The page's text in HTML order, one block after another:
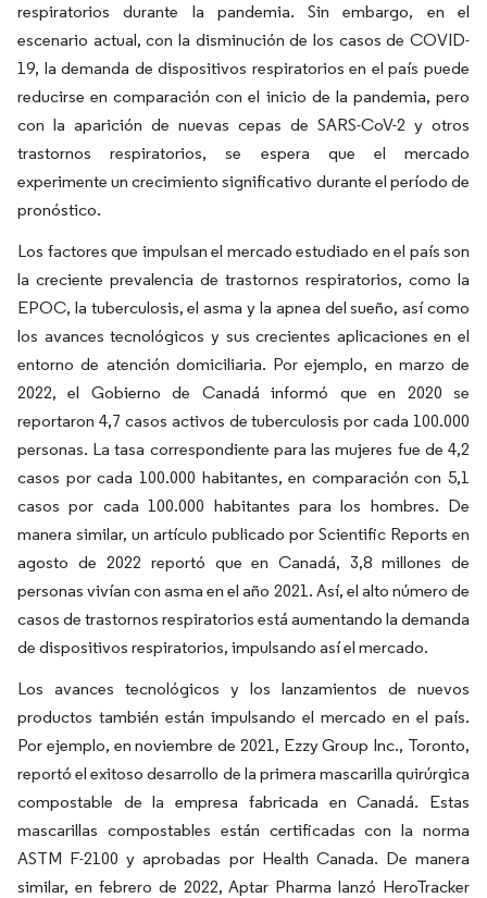
respiratorios durante la pandemia. Sin embargo, en el
escenario actual, con la disminución de los casos de COVID-
19, la demanda de dispositivos respiratorios en el país puede
reducirse en comparación con el inicio de la pandemia, pero
con la aparición de nuevas cepas de SARS-CoV-2 y otros
trastornos respiratorios, se espera que el mercado
experimente un crecimiento significativo durante el período de
pronóstico.
Los factores que impulsan el mercado estudiado en el país son
la creciente prevalencia de trastornos respiratorios, como la
EPOC, la tuberculosis, el asma y la apnea del sueño, así como
los avances tecnológicos y sus crecientes aplicaciones en el
entorno de atención domiciliaria. Por ejemplo, en marzo de
2022, el Gobierno de Canadá informó que en 2020 se
reportaron 4,7 casos activos de tuberculosis por cada 100.000
personas. La tasa correspondiente para las mujeres fue de 4,2
casos por cada 100.000 habitantes, en comparación con 5,1
casos por cada 100.000 habitantes para los hombres. De
manera similar, un artículo publicado por Scientific Reports en
agosto de 2022 reportó que en Canadá, 3,8 millones de
personas vivían con asma en el año 2021. Así, el alto número de
casos de trastornos respiratorios está aumentando la demanda
de dispositivos respiratorios, impulsando así el mercado.
Los avances tecnológicos y los lanzamientos de nuevos
productos también están impulsando el mercado en el país.
Por ejemplo, en noviembre de 2021, Ezzy Group Inc., Toronto,
reportó el exitoso desarrollo de la primera mascarilla quirúrgica
compostable de la empresa fabricada en Canadá. Estas
mascarillas compostables están certificadas con la norma
ASTM F-2100 y aprobadas por Health Canada. De manera
similar, en febrero de 2022, Aptar Pharma lanzó HeroTracker